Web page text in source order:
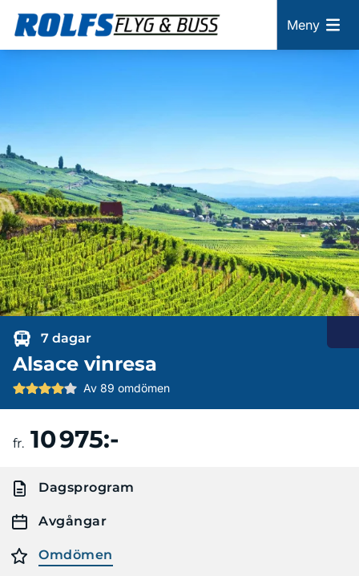
Meny
7 dagar
Alsace vinresa
Av 89 omdömen
fr. 10 975:-
Dagsprogram
Avgångar
Omdömen